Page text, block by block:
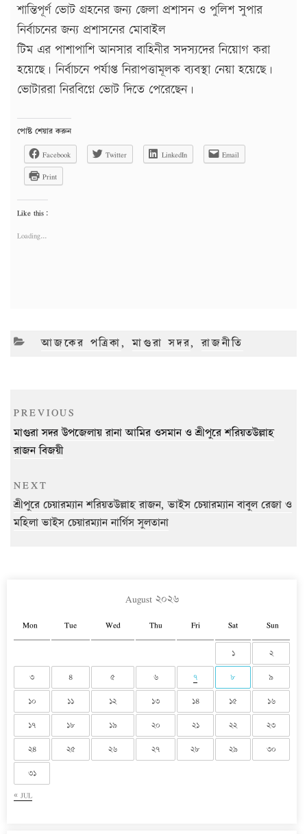
শান্তিপূর্ণ ভোট গ্রহনের জন্য জেলা প্রশাসন ও পুলিশ সুপার
নির্বাচনের জন্য প্রশাসনের মোবাইল
টিম এর পাশাপাশি আনসার বাহিনীর সদস্যদের নিয়োগ করা
হয়েছে। নির্বাচনে পর্যাপ্ত নিরাপত্তামূলক ব্যবস্থা নেয়া হয়েছে।
ভোটাররা নিরবিগ্নে ভোট দিতে পেরেছেন।
পোষ্ট শেয়ার করুন
Facebook
Twitter LinkedIn
Email
Print
Like this:
Loading...
CATEGORIES
আজকের পত্রিকা,মাগুরা সদর,রাজনীতি
Post
navigation
Previous
Post
PREVIOUS
মাগুরা সদর উপজেলায় রানা আমির ওসমান ও শ্রীপুরে শরিয়তউল্লাহ
রাজন বিজয়ী
Next
Post
NEXT
শ্রীপুরে চেয়ারম্যান শরিয়তউল্লাহ রাজন, ভাইস চেয়ারম্যান বাবুল রেজা ও
মহিলা ভাইস চেয়ারম্যান নার্গিস সুলতানা
August ২০২৬
Mon Tue Wed Thu Fri Sat Sun
« JUL
১ ২
৩ ৪ ৫ ৬ ৭ ৮ ৯
১০ ১১ ১২ ১৩ ১৪ ১৫ ১৬
১৭ ১৮ ১৯ ২০ ২১ ২২ ২৩
২৪ ২৫ ২৬ ২৭ ২৮ ২৯ ৩০
৩১